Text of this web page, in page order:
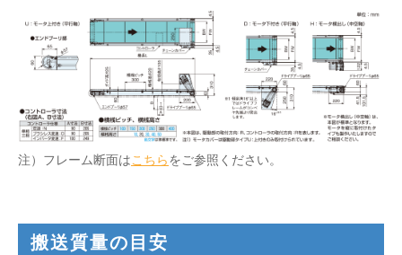
注）フレーム断面はこちらをご参照ください。
搬送質量の目安